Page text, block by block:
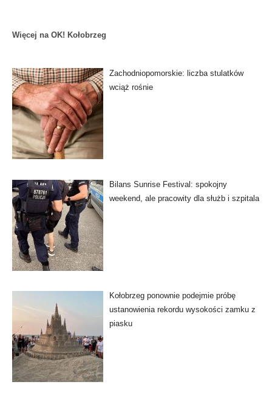
Więcej na OK! Kołobrzeg
Zachodniopomorskie: liczba stulatków
wciąż rośnie
Bilans Sunrise Festival: spokojny
weekend, ale pracowity dla służb i szpitala
Kołobrzeg ponownie podejmie próbę
ustanowienia rekordu wysokości zamku z
piasku